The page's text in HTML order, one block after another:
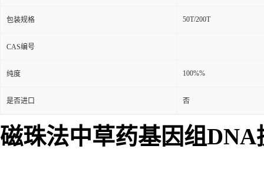
包装规格 50T/200T
CAS编号
纯度 100%%
是否进口 否
磁珠法中草药基因组DNA